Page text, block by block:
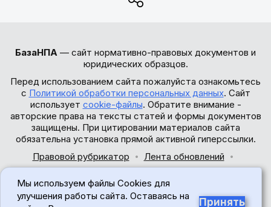
БазаНПА — сайт нормативно-правовых документов и
юридических образцов.
Перед использованием сайта пожалуйста ознакомьтесь
с Политикой обработки персональных данных. Сайт
использует cookie-файлы. Обратите внимание -
авторские права на тексты статей и формы документов
защищены. При цитировании материалов сайта
обязательна установка прямой активной гиперссылки.
Правовой рубрикатор
Лента обновлений
© 2017-2026
Мы используем файлы Cookies для
улучшения работы сайта. Оставаясь на
Принять